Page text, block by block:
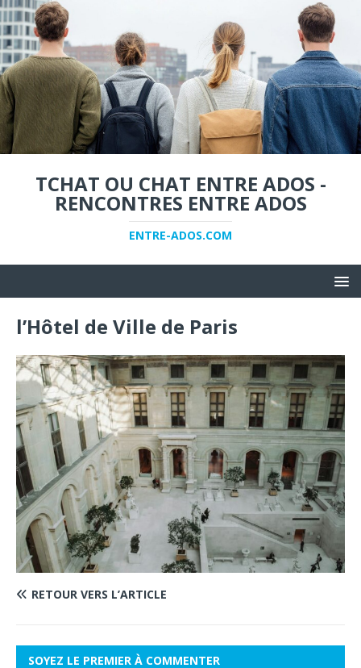
TCHAT OU CHAT ENTRE ADOS -
RENCONTRES ENTRE ADOS
ENTRE-ADOS.COM
l’Hôtel de Ville de Paris
RETOUR VERS L’ARTICLE
SOYEZ LE PREMIER À COMMENTER